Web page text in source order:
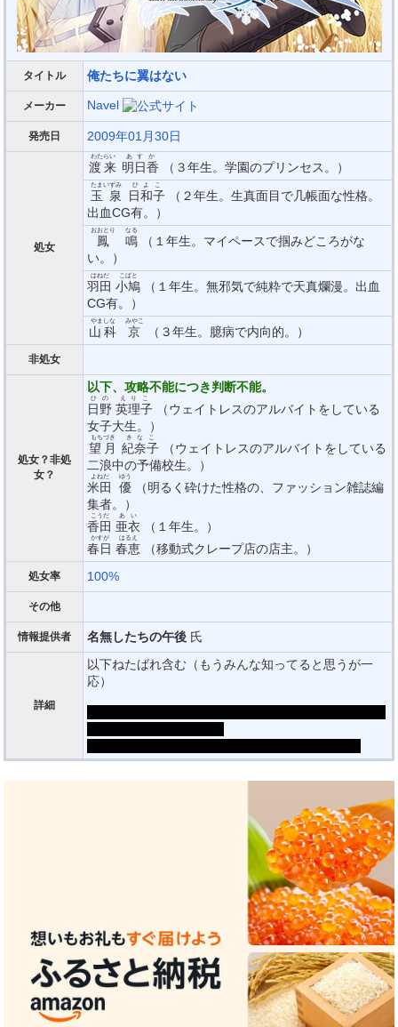
タイトル 俺たちに翼はない
メーカー Navel
発売日 2009年01月30日
処女
渡来
わたらい
明日香
あすか
（３年生。学園のプリンセス。）
玉泉
たまいずみ
日和子
ひよこ
（２年生。生真面目で几帳面な性格。
出血CG有。）
鳳
おおとり
鳴
なる
（１年生。マイペースで掴みどころがな
い。）
羽田
はねだ
小鳩
こばと
（１年生。無邪気で純粋で天真爛漫。出血
CG有。）
山科
やましな
京
みやこ
（３年生。臆病で内向的。）
非処女
処女？非処
女？
以下、攻略不能につき判断不能。
日野
ひの
英理子
えりこ
（ウェイトレスのアルバイトをしている
女子大生。）
望月
もちづき
紀奈子
きなこ
（ウェイトレスのアルバイトをしている
二浪中の予備校生。）
米田
よねだ
優
ゆう
（明るく砕けた性格の、ファッション雑誌編
集者。）
香田
こうだ
亜衣
あい
（１年生。）
春日
かすが
春恵
はるえ
（移動式クレープ店の店主。）
処女率 100%
その他
情報提供者 名無したちの午後 氏
詳細
以下ねたばれ含む（もうみんな知ってると思うが一
応）